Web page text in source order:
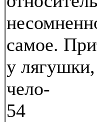
самое.
у
чело-
54